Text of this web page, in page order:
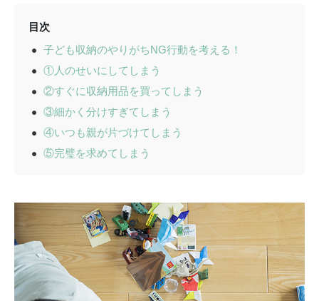
目次
子ども収納のやりがちNG行動を考える！
①人のせいにしてしまう
②すぐに収納用品を買ってしまう
③細かく分けすぎてしまう
④いつも親が片づけてしまう
⑤完璧を求めてしまう